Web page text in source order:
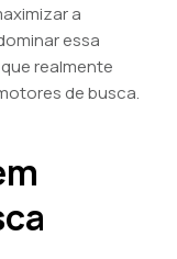
a
essa
realmente
de busca.